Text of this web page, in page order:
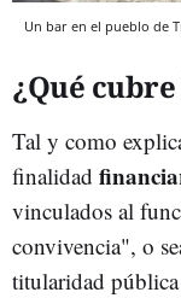
Un bar en el pueblo de
¿Qué
Tal y como
finalidad
vinculados al
convivencia", o
titularidad pública